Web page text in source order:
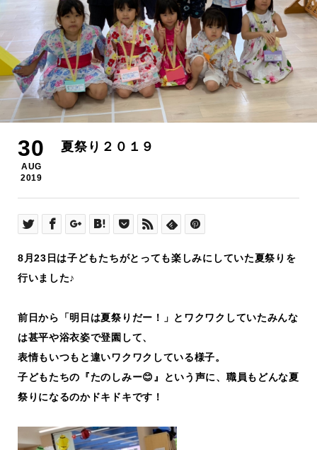
30
AUG
2019
夏祭り２０１９
8月23日は子どもたちがとっても楽しみにしていた夏祭りを
行いました♪
前日から「明日は夏祭りだー！」とワクワクしていたみんな
は甚平や浴衣姿で登園して、
表情もいつもと違いワクワクしている様子。
子どもたちの『たのしみー😊』という声に、職員もどんな夏
祭りになるのかドキドキです！